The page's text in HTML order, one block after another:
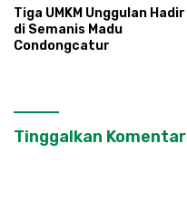
Tiga UMKM Unggulan Hadir
di Semanis Madu
Condongcatur
Tinggalkan Komentar